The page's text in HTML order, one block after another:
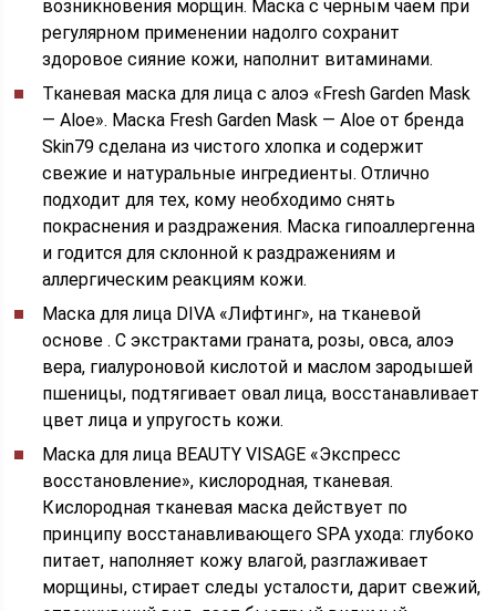
возникновения морщин. Маска с черным чаем при
регулярном применении надолго сохранит
здоровое сияние кожи, наполнит витаминами.
Тканевая маска для лица с алоэ «Fresh Garden Mask
— Aloe». Маска Fresh Garden Mask — Aloe от бренда
Skin79 сделана из чистого хлопка и содержит
свежие и натуральные ингредиенты. Отлично
подходит для тех, кому необходимо снять
покраснения и раздражения. Маска гипоаллергенна
и годится для склонной к раздражениям и
аллергическим реакциям кожи.
Маска для лица DIVA «Лифтинг», на тканевой
основе . С экстрактами граната, розы, овса, алоэ
вера, гиалуроновой кислотой и маслом зародышей
пшеницы, подтягивает овал лица, восстанавливает
цвет лица и упругость кожи.
Маска для лица BEAUTY VISAGE «Экспресс
восстановление», кислородная, тканевая.
Кислородная тканевая маска действует по
принципу восстанавливающего SPA ухода: глубоко
питает, наполняет кожу влагой, разглаживает
морщины, стирает следы усталости, дарит свежий,